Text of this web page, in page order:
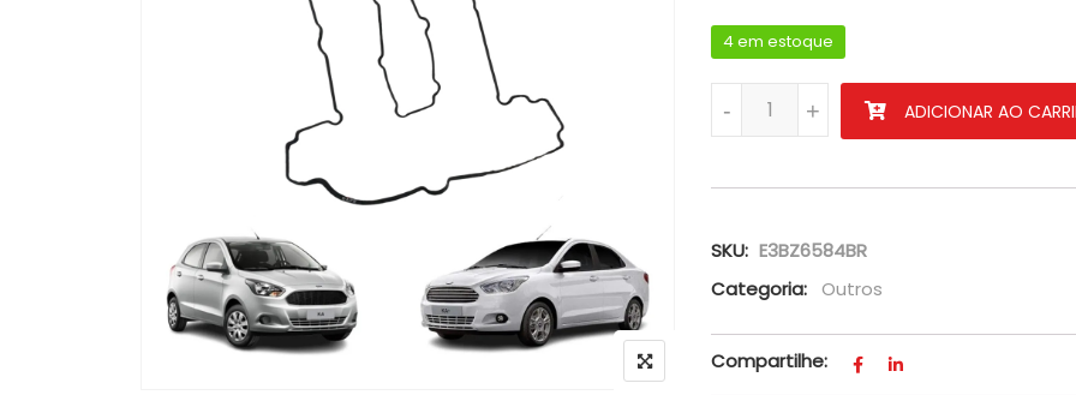
4 em estoque
Junta Da Tampa De Válvula Do Motor
+
- ADICIONAR AO
SKU: E3BZ6584BR
Categoria:
Outros
Compartilhe: